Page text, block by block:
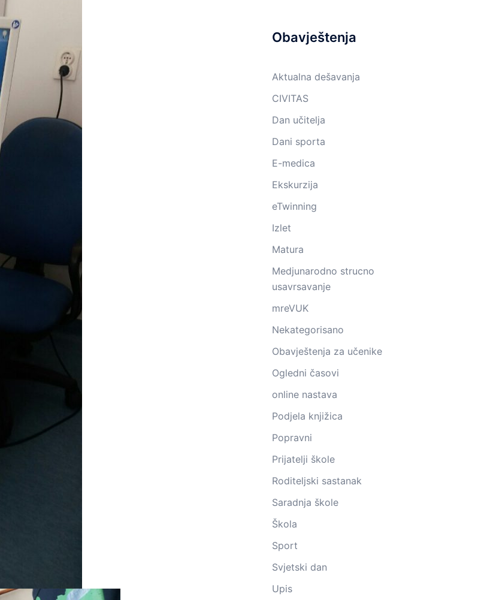
Obavještenja
Aktualna dešavanja
CIVITAS
Dan učitelja
Dani sporta
E-medica
Ekskurzija
eTwinning
Izlet
Matura
Medjunarodno strucno
usavrsavanje
mreVUK
Nekategorisano
Obavještenja za učenike
Ogledni časovi
online nastava
Podjela knjižica
Popravni
Prijatelji škole
Roditeljski sastanak
Saradnja škole
Škola
Sport
Svjetski dan
Upis